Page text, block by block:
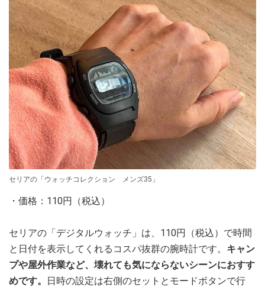
セリアの「ウォッチコレクション メンズ35」
・価格：110円（税込）
セリアの「デジタルウォッチ」は、110円（税込）で時間
と日付を表示してくれるコスパ抜群の腕時計です。 キャン
プや屋外作業など、壊れても気にならないシーンにおすす
めです。
日時の設定は右側のセットとモードボタンで行